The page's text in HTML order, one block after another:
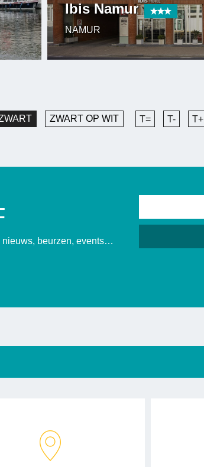
Ibis Namur
NAMUR
ZWART OP WIT T= T- T+
nieuws, beurzen, events…